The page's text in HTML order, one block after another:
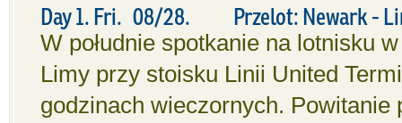
Day 1. Fri. 08/28. Przelot: Newark -
W południe spotkanie na lotnisku
Limy przy stoisku Linii United
godzinach wieczornych.